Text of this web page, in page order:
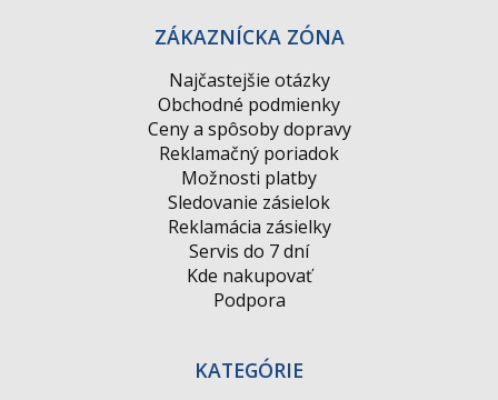
ZÁKAZNÍCKA ZÓNA
Najčastejšie otázky
Obchodné podmienky
Ceny a spôsoby dopravy
Reklamačný poriadok
Možnosti platby
Sledovanie zásielok
Reklamácia zásielky
Servis do 7 dní
Kde nakupovať
Podpora
KATEGÓRIE